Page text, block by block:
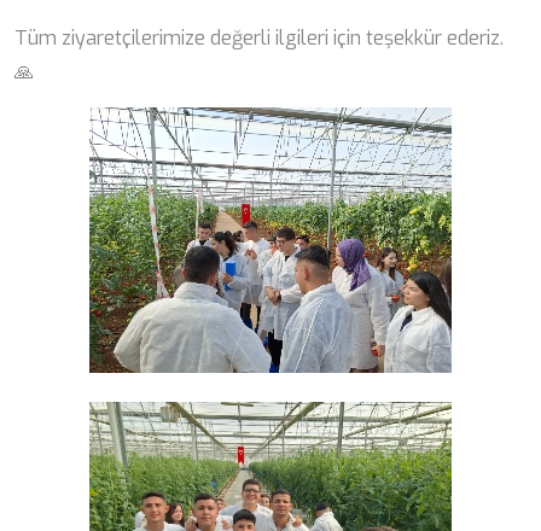
Tüm ziyaretçilerimize değerli ilgileri için teşekkür ederiz.
🙏